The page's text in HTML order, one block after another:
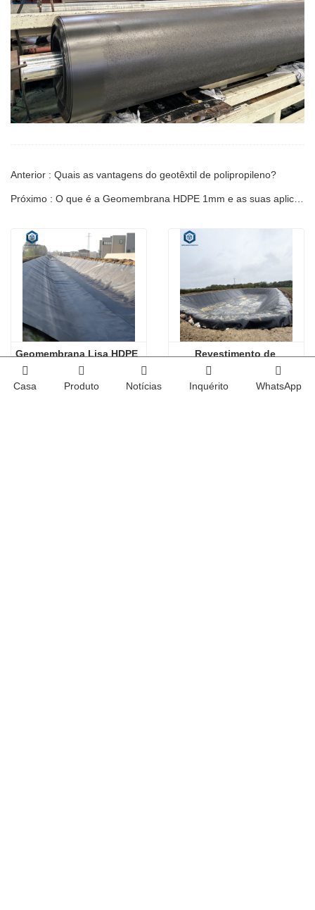
Anterior : Quais as vantagens do geotêxtil de polipropileno?
Geomembrana Lisa HDPE
Revestimento de
Policloreto de Vinilo
Casa Produto Notícias Inquérito WhatsApp